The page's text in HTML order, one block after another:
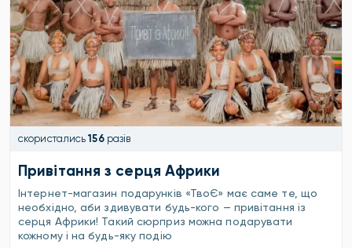
скористались 156разів
Привітання з серця Африки
Інтернет-магазин подарунків «ТвоЄ» має саме те, що
необхідно, аби здивувати будь-кого — привітання із
серця Африки! Такий сюрприз можна подарувати
кожному і на будь-яку подію